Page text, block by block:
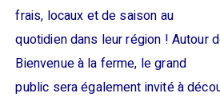
frais, locaux et de saison au
quotidien dans leur région ! Autour
Bienvenue à la ferme, le grand
public sera également invité à